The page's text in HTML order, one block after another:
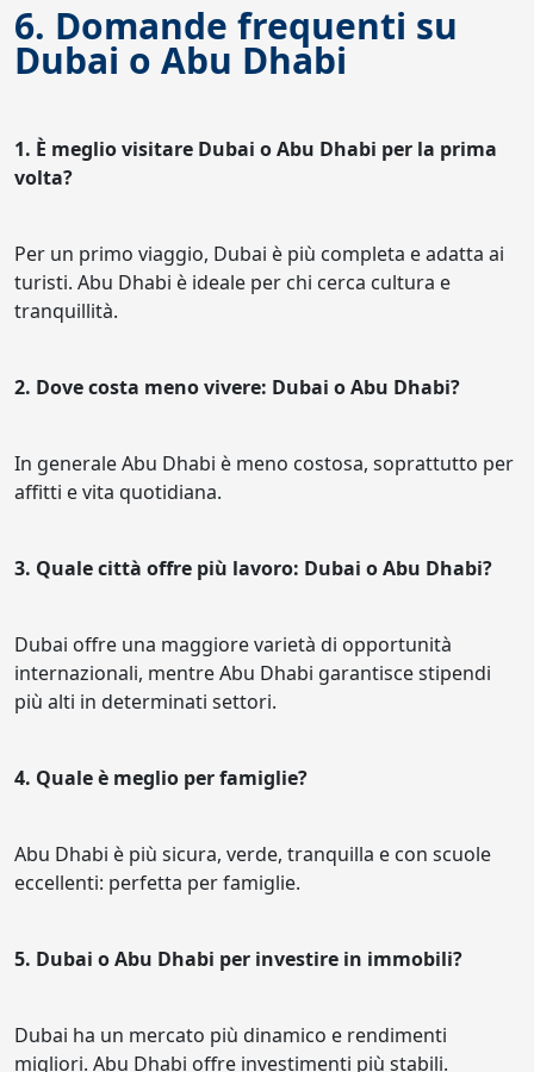
6. Domande frequenti su
Dubai o Abu Dhabi
1. È meglio visitare Dubai o Abu Dhabi per la prima
volta?
Per un primo viaggio, Dubai è più completa e adatta ai
turisti. Abu Dhabi è ideale per chi cerca cultura e
tranquillità.
2. Dove costa meno vivere: Dubai o Abu Dhabi?
In generale Abu Dhabi è meno costosa, soprattutto per
affitti e vita quotidiana.
3. Quale città offre più lavoro: Dubai o Abu Dhabi?
Dubai offre una maggiore varietà di opportunità
internazionali, mentre Abu Dhabi garantisce stipendi
più alti in determinati settori.
4. Quale è meglio per famiglie?
Abu Dhabi è più sicura, verde, tranquilla e con scuole
eccellenti: perfetta per famiglie.
5. Dubai o Abu Dhabi per investire in immobili?
Dubai ha un mercato più dinamico e rendimenti
migliori. Abu Dhabi offre investimenti più stabili.